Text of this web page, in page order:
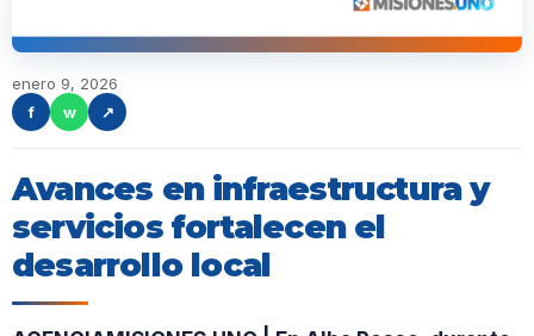
enero 9, 2026
f
w ↗
Avances en infraestructura y
servicios fortalecen el
desarrollo local